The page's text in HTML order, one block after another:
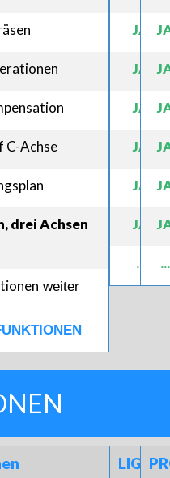
C-Achse
drei Achsen
weiter
JA
JA
JA
JA
JA
JA
... ...
LIGHT